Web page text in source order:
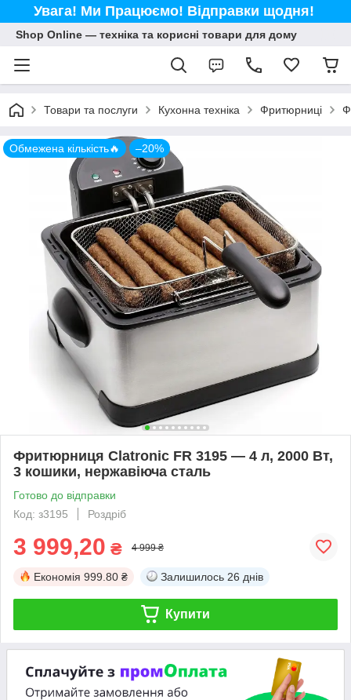
Увага! Ми Працюємо! Відправки щодня!
Shop Online — техніка та корисні товари для дому
Товари та послуги Кухонна техніка Фритюрниці
Обмежена кількість🔥 –20%
Фритюрниця Clatronic FR 3195 — 4 л, 2000 Вт,
3 кошики, нержавіюча сталь
Готово до відправки
Код: з3195
Роздріб
3 999,20 ₴ 4 999 ₴
Економія 999.80 ₴ Залишилось 26 днів
Купити